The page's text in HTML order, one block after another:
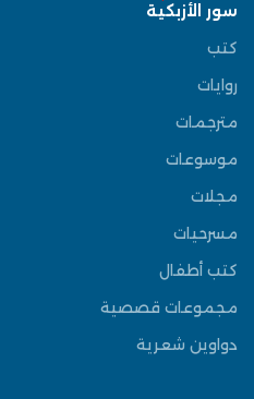
سور الأزبكية
كتب
روايات
مترجمات
موسوعات
مجلات
مسرحيات
كتب أطفال
مجموعات قصصية
دواوين شعرية